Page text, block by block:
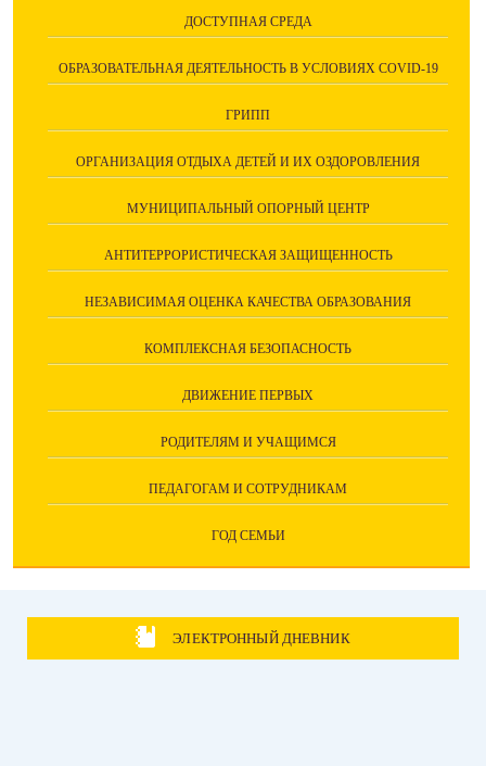
ДОСТУПНАЯ СРЕДА
ОБРАЗОВАТЕЛЬНАЯ ДЕЯТЕЛЬНОСТЬ В УСЛОВИЯХ COVID-19
ГРИПП
ОРГАНИЗАЦИЯ ОТДЫХА ДЕТЕЙ И ИХ ОЗДОРОВЛЕНИЯ
МУНИЦИПАЛЬНЫЙ ОПОРНЫЙ ЦЕНТР
АНТИТЕРРОРИСТИЧЕСКАЯ ЗАЩИЩЕННОСТЬ
НЕЗАВИСИМАЯ ОЦЕНКА КАЧЕСТВА ОБРАЗОВАНИЯ
КОМПЛЕКСНАЯ БЕЗОПАСНОСТЬ
ДВИЖЕНИЕ ПЕРВЫХ
РОДИТЕЛЯМ И УЧАЩИМСЯ
ПЕДАГОГАМ И СОТРУДНИКАМ
ГОД СЕМЬИ
ЭЛЕКТРОННЫЙ ДНЕВНИК